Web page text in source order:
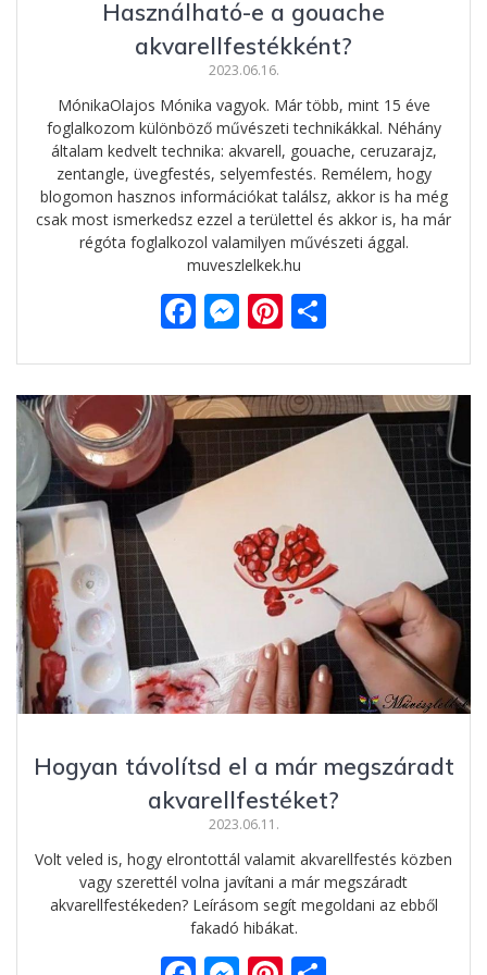
Használható-e a gouache
akvarellfestékként?
2023.06.16.
MónikaOlajos Mónika vagyok. Már több, mint 15 éve
foglalkozom különböző művészeti technikákkal. Néhány
általam kedvelt technika: akvarell, gouache, ceruzarajz,
zentangle, üvegfestés, selyemfestés. Remélem, hogy
blogomon hasznos információkat találsz, akkor is ha még
csak most ismerkedsz ezzel a területtel és akkor is, ha már
régóta foglalkozol valamilyen művészeti ággal.
muveszlelkek.hu
F
e
b
o
o
M
ss
e
n
er
Pi
er
e
st
za
m
Hogyan távolítsd el a már megszáradt
akvarellfestéket?
2023.06.11.
Volt veled is, hogy elrontottál valamit akvarellfestés közben
vagy szerettél volna javítani a már megszáradt
akvarellfestékeden? Leírásom segít megoldani az ebből
fakadó hibákat.